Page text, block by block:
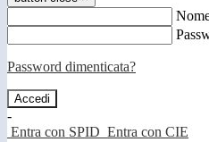
Password dimenticata?
-
Entra con SPID Entra con CIE